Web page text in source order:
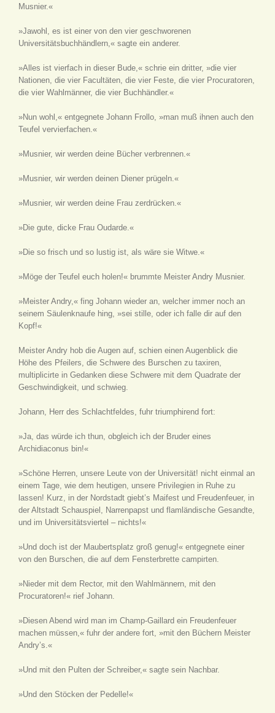
Musnier.«
»Jawohl, es ist einer von den vier geschworenen
Universitätsbuchhändlern,« sagte ein anderer.
»Alles ist vierfach in dieser Bude,« schrie ein dritter, »die vier
Nationen, die vier Facultäten, die vier Feste, die vier Procuratoren,
die vier Wahlmänner, die vier Buchhändler.«
»Nun wohl,« entgegnete Johann Frollo, »man muß ihnen auch den
Teufel vervierfachen.«
»Musnier, wir werden deine Bücher verbrennen.«
»Musnier, wir werden deinen Diener prügeln.«
»Musnier, wir werden deine Frau zerdrücken.«
»Die gute, dicke Frau Oudarde.«
»Die so frisch und so lustig ist, als wäre sie Witwe.«
»Möge der Teufel euch holen!« brummte Meister Andry Musnier.
»Meister Andry,« fing Johann wieder an, welcher immer noch an
seinem Säulenknaufe hing, »sei stille, oder ich falle dir auf den
Kopf!«
Meister Andry hob die Augen auf, schien einen Augenblick die
Höhe des Pfeilers, die Schwere des Burschen zu taxiren,
multiplicirte in Gedanken diese Schwere mit dem Quadrate der
Geschwindigkeit, und schwieg.
Johann, Herr des Schlachtfeldes, fuhr triumphirend fort:
»Ja, das würde ich thun, obgleich ich der Bruder eines
Archidiaconus bin!«
»Schöne Herren, unsere Leute von der Universität! nicht einmal an
einem Tage, wie dem heutigen, unsere Privilegien in Ruhe zu
lassen! Kurz, in der Nordstadt giebt’s Maifest und Freudenfeuer, in
der Altstadt Schauspiel, Narrenpapst und flamländische Gesandte,
und im Universitätsviertel – nichts!«
»Und doch ist der Maubertsplatz groß genug!« entgegnete einer
von den Burschen, die auf dem Fensterbrette campirten.
»Nieder mit dem Rector, mit den Wahlmännern, mit den
Procuratoren!« rief Johann.
»Diesen Abend wird man im Champ-Gaillard ein Freudenfeuer
machen müssen,« fuhr der andere fort, »mit den Büchern Meister
Andry’s.«
»Und mit den Pulten der Schreiber,« sagte sein Nachbar.
»Und den Stöcken der Pedelle!«